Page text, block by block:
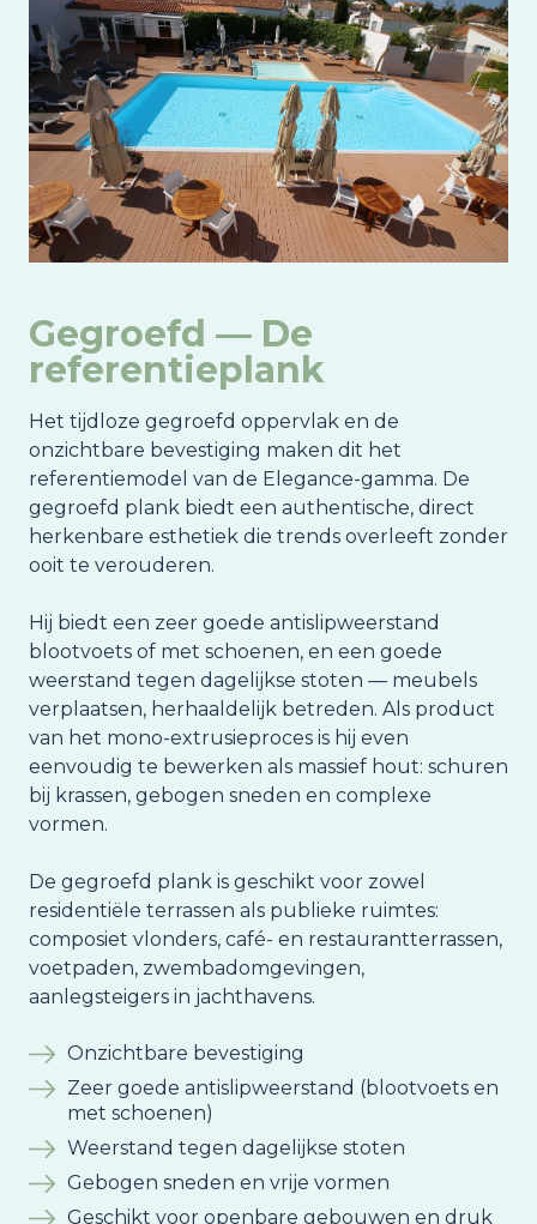
Gegroefd — De
referentieplank
Het tijdloze gegroefd oppervlak en de
onzichtbare bevestiging maken dit het
referentiemodel van de Elegance-gamma. De
gegroefd plank biedt een authentische, direct
herkenbare esthetiek die trends overleeft zonder
ooit te verouderen.
Hij biedt een zeer goede antislipweerstand
blootvoets of met schoenen, en een goede
weerstand tegen dagelijkse stoten — meubels
verplaatsen, herhaaldelijk betreden. Als product
van het mono-extrusieproces is hij even
eenvoudig te bewerken als massief hout: schuren
bij krassen, gebogen sneden en complexe
vormen.
De gegroefd plank is geschikt voor zowel
residentiële terrassen als publieke ruimtes:
composiet vlonders, café- en restaurantterrassen,
voetpaden, zwembadomgevingen,
aanlegsteigers in jachthavens.
Onzichtbare bevestiging
Zeer goede antislipweerstand (blootvoets en
met schoenen)
Weerstand tegen dagelijkse stoten
Gebogen sneden en vrije vormen
Geschikt voor openbare gebouwen en druk